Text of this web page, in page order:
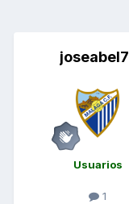
joseabel7
Usuarios
1